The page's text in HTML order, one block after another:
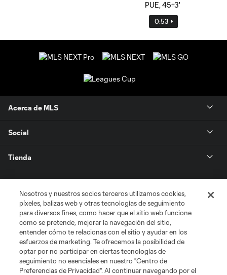
0:53
Acerca de MLS
Social
Tienda
Club Sites
Términos de servicio Política de privacidad
No vender mi información
Nosotros y nuestros socios terceros utilizamos cookies,
píxeles, balizas web y otras tecnologías de seguimiento
para diversos fines, como hacer que el sitio web funcione
como se pretende, mejorar la navegación del sitio,
entender cómo te relacionas con el sitio y ayudar en los
esfuerzos de marketing. Te ofrecemos la posibilidad de
optar por no participar en ciertas tecnologías de
seguimiento no esenciales en nuestro "Centro de
Preferencias de Privacidad". Al continuar navegando por el